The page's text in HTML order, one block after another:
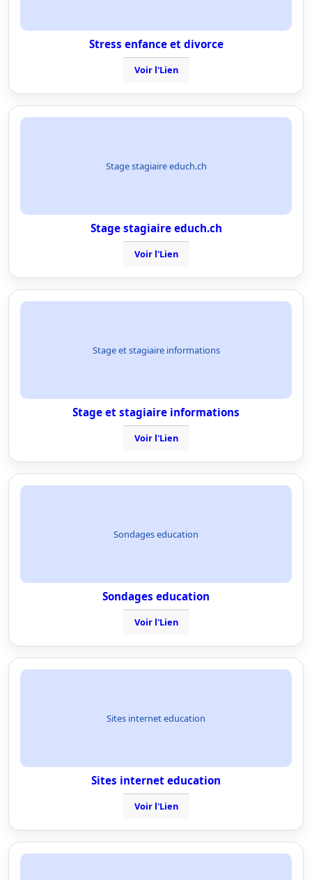
Stress enfance et divorce
Voir l'Lien
Stage stagiaire educh.ch
Stage stagiaire educh.ch
Voir l'Lien
Stage et stagiaire informations
Stage et stagiaire informations
Voir l'Lien
Sondages education
Sondages education
Voir l'Lien
Sites internet education
Sites internet education
Voir l'Lien